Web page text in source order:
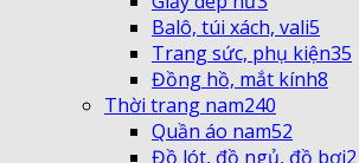
Balô, túi xách, vali5
Trang sức, phụ kiện35
Đồng hồ, mắt kính8
Thời trang nam240
Quần áo nam52
Đồ lót, đồ ngủ, đồ bơi2